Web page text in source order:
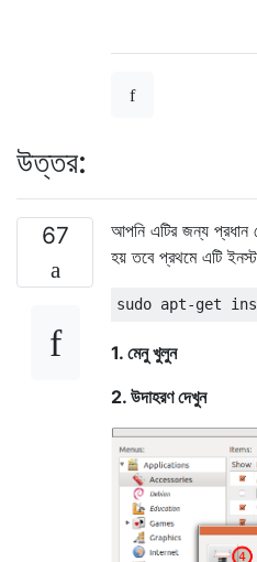
উত্তর:
67
আপনি এটির জন্য প্রধান
হয় তবে প্রথমে এটি
1. মেনু খুলুন
2. উদাহরণ দেখুন